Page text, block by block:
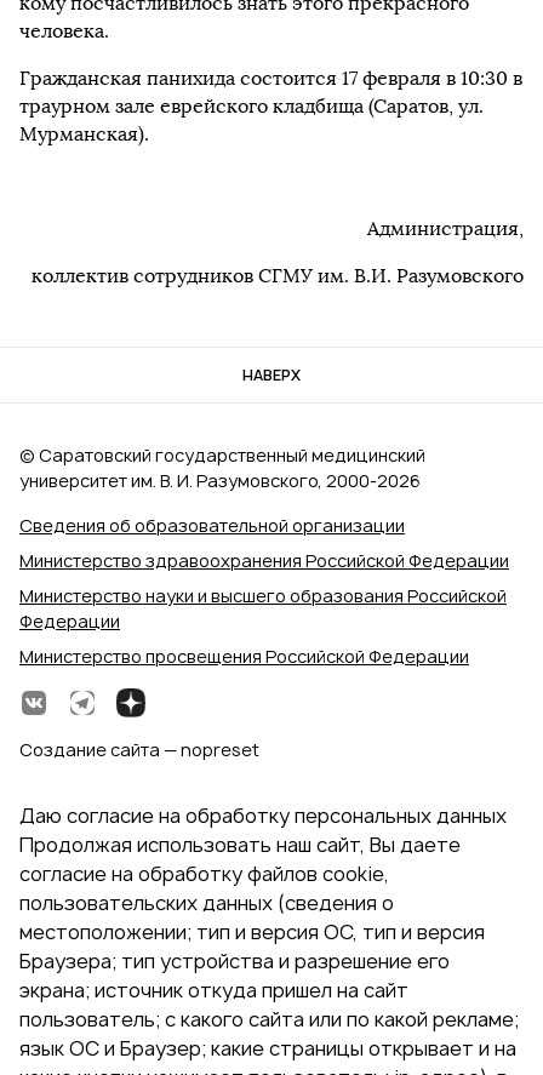
человека.
Гражданская панихида состоится 17 февраля в 10:30 в
траурном зале еврейского кладбища (Саратов, ул.
Мурманская).
Администрация,
коллектив сотрудников СГМУ им. В.И. Разумовского
НАВЕРХ
Сведения об образовательной организации
Министерство здравоохранения Российской Федерации
Министерство науки и высшего образования Российской
Федерации
Министерство просвещения Российской Федерации
© Саратовский государственный медицинский
университет им. В. И. Разумовского, 2000‑2026
Создание сайта — nopreset
Даю согласие на обработку персональных данных
Продолжая использовать наш сайт, Вы даете
согласие на обработку файлов cookie,
пользовательских данных (сведения о
местоположении; тип и версия ОС, тип и версия
Браузера; тип устройства и разрешение его
экрана; источник откуда пришел на сайт
пользователь; с какого сайта или по какой рекламе;
язык ОС и Браузер; какие страницы открывает и на